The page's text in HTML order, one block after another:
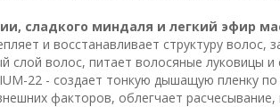
сладкого миндаля и легкий эфир
и восстанавливает структуру волос,
слой волос, питает волосяные луковицы
22 - создает тонкую дышащую пленку
факторов, облегчает расчесывание,